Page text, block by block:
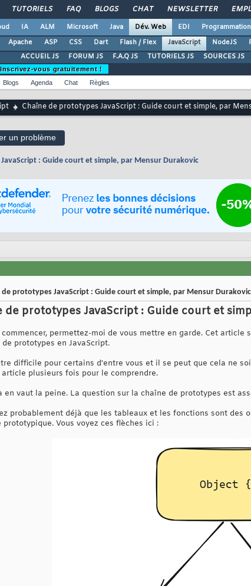
TUTORIELS FAQ BLOGS CHAT NEWSLETTER
IA ALM Microsoft Java Dév. Web EDI Programmation
Apache ASP CSS Dart Flash / Flex JavaScript NodeJS
ACCUEIL JS
FORUM JS F.A.Q JS TUTORIELS JS SOURCES JS
Inscrivez-vous gratuitement !
Blogs Agenda Chat Règles
Chaîne de prototypes JavaScript : Guide court et simple, par
un problème
: Guide court et simple, par Mensur Durakovic
de prototypes JavaScript : Guide court et simple, par Mensur Durakovic
de prototypes JavaScript : Guide court et
permettez-moi de vous mettre en garde. Cet
prototypes en JavaScript.
difficile pour certains d'entre vous et il se peut que cela ne
plusieurs fois pour le comprendre.
en vaut la peine. La question sur la chaîne de prototypes est
probablement déjà que les tableaux et les fonctions sont des
prototypique. Vous voyez ces flèches ici :